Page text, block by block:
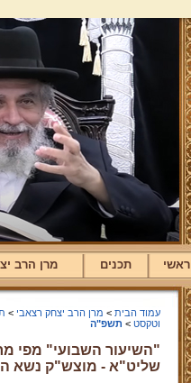
ראשי תכנים מרן הרב
עמוד הבית > מרן הרב יצחק רצאבי >
וטקסט > תשפ"ה
"השיעור השבועי" מפי
שליט"א - מוצש"ק נשא